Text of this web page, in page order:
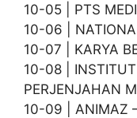
10-05 | PTS
10-06 |
10-07 | KARYA
10-08 |
PERJENJAHAN
10-09 | ANIMAZ